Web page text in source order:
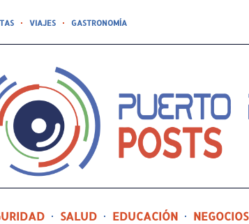
VIAJES GASTRONOMÍA
SALUD EDUCACIÓN NEGOCIOS